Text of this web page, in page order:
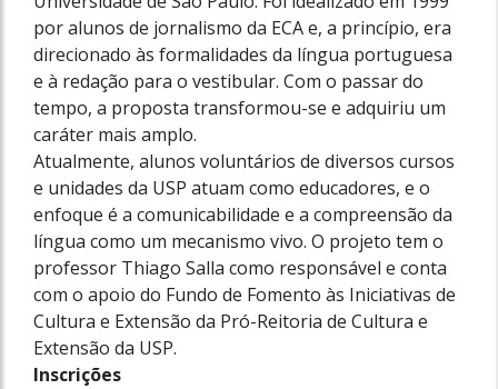
por alunos de jornalismo da ECA e, a princípio, era
direcionado às formalidades da língua portuguesa
e à redação para o vestibular. Com o passar do
tempo, a proposta transformou-se e adquiriu um
caráter mais amplo.
Atualmente, alunos voluntários de diversos cursos
e unidades da USP atuam como educadores, e o
enfoque é a comunicabilidade e a compreensão da
língua como um mecanismo vivo. O projeto tem o
professor Thiago Salla como responsável e conta
com o apoio do Fundo de Fomento às Iniciativas de
Cultura e Extensão da Pró-Reitoria de Cultura e
Extensão da USP.
Inscrições